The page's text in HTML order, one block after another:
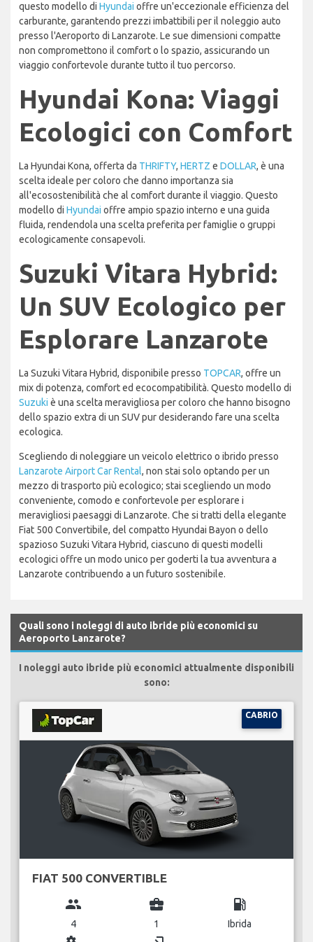
questo modello di Hyundai offre un'eccezionale efficienza del
carburante, garantendo prezzi imbattibili per il noleggio auto
presso l'Aeroporto di Lanzarote. Le sue dimensioni compatte
non compromettono il comfort o lo spazio, assicurando un
viaggio confortevole durante tutto il tuo percorso.
Hyundai Kona: Viaggi
Ecologici con Comfort
La Hyundai Kona, offerta da THRIFTY, HERTZ e DOLLAR, è una
scelta ideale per coloro che danno importanza sia
all'ecosostenibilità che al comfort durante il viaggio. Questo
modello di Hyundai offre ampio spazio interno e una guida
fluida, rendendola una scelta preferita per famiglie o gruppi
ecologicamente consapevoli.
Suzuki Vitara Hybrid:
Un SUV Ecologico per
Esplorare Lanzarote
La Suzuki Vitara Hybrid, disponibile presso TOPCAR, offre un
mix di potenza, comfort ed ecocompatibilità. Questo modello di
Suzuki è una scelta meravigliosa per coloro che hanno bisogno
dello spazio extra di un SUV pur desiderando fare una scelta
ecologica.
Scegliendo di noleggiare un veicolo elettrico o ibrido presso
Lanzarote Airport Car Rental, non stai solo optando per un
mezzo di trasporto più ecologico; stai scegliendo un modo
conveniente, comodo e confortevole per esplorare i
meravigliosi paesaggi di Lanzarote. Che si tratti della elegante
Fiat 500 Convertibile, del compatto Hyundai Bayon o dello
spazioso Suzuki Vitara Hybrid, ciascuno di questi modelli
ecologici offre un modo unico per goderti la tua avventura a
Lanzarote contribuendo a un futuro sostenibile.
Quali sono i noleggi di auto ibride più economici su
Aeroporto Lanzarote?
I noleggi auto ibride più economici attualmente disponibili
sono:
CABRIO
FIAT 500 CONVERTIBLE
group
4
business_center
1
local_gas_station
Ibrida